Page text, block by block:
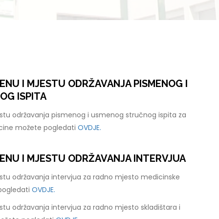
I MJESTU ODRŽAVANJA PISMENOG I
ISPITA
održavanja pismenog i usmenog stručnog ispita za
možete pogledati OVDJE.
I MJESTU ODRŽAVANJA INTERVJUA
održavanja intervjua za radno mjesto medicinske
OVDJE.
održavanja intervjua za radno mjesto skladištara i